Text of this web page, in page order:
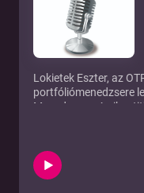
Lokietek Eszter, az
portfóliómenedzsere
Menedzsere. A siker